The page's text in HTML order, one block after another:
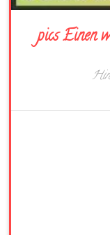
pics Einen